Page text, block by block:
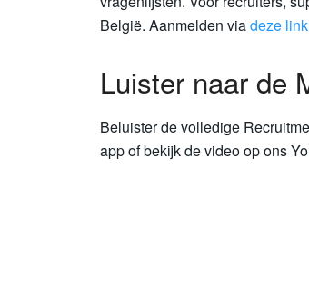
België. Aanmelden viadeze link
Luister naar de
Beluister de volledige
app of bekijk de video op ons